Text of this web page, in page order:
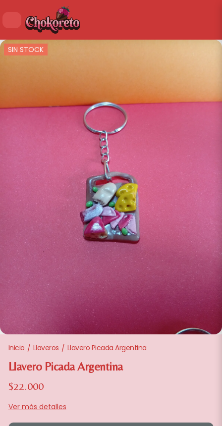
SIN STOCK
Inicio / Llaveros / Llavero Picada Argentina
Llavero Picada Argentina
$22.000
Ver más detalles